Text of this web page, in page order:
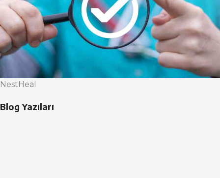
NestHeal
Blog Yazıları